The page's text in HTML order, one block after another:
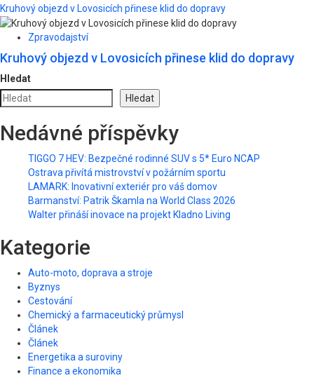
Kruhový objezd v Lovosicích přinese klid do dopravy
Zpravodajství
Kruhový objezd v Lovosicích přinese klid do dopravy
Hledat
Hledat
Nedávné příspěvky
TIGGO 7 HEV: Bezpečné rodinné SUV s 5* Euro NCAP
Ostrava přivítá mistrovství v požárním sportu
LAMARK: Inovativní exteriér pro váš domov
Barmanství: Patrik Škamla na World Class 2026
Walter přináší inovace na projekt Kladno Living
Kategorie
Auto-moto, doprava a stroje
Byznys
Cestování
Chemický a farmaceutický průmysl
Článek
Článek
Energetika a suroviny
Finance a ekonomika